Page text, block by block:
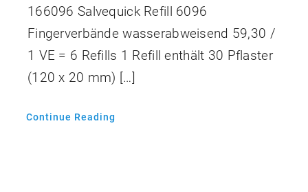
166096 Salvequick Refill 6096
Fingerverbände wasserabweisend 59,30 /
1 VE = 6 Refills 1 Refill enthält 30 Pflaster
(120 x 20 mm) […]
Continue Reading